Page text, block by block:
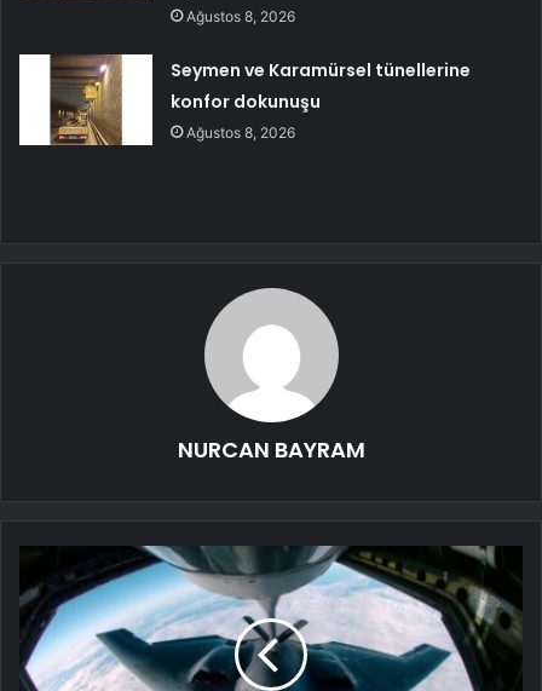
Ağustos 8, 2026
Seymen ve Karamürsel tünellerine
konfor dokunuşu
Ağustos 8, 2026
NURCAN BAYRAM